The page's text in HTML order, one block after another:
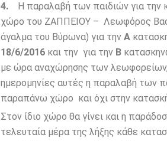
4.
Η παραλαβή των παιδιών για την
χώρο του ΖΑΠΠΕΙΟΥ – Λεωφόρος
άγαλμα του Βύρωνα) για την Α
18/6/2016 και την για την Β
με ώρα αναχώρησης των λεωφορείων,
ημερομηνίες αυτές η παραλαβή των
παραπάνω χώρο και όχι στην
Στον ίδιο χώρο θα γίνει και η
τελευταία μέρα της λήξης κάθε